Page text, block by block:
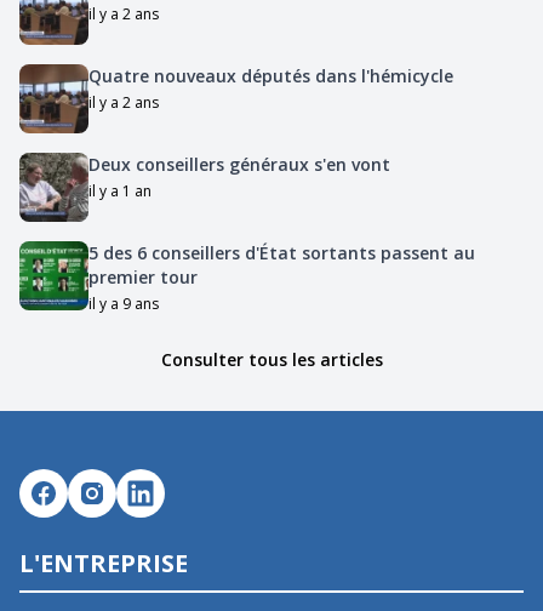
il y a 2 ans
Quatre nouveaux députés dans l'hémicycle
il y a 2 ans
Deux conseillers généraux s'en vont
il y a 1 an
5 des 6 conseillers d'État sortants passent au
premier tour
il y a 9 ans
Consulter tous les articles
L'ENTREPRISE